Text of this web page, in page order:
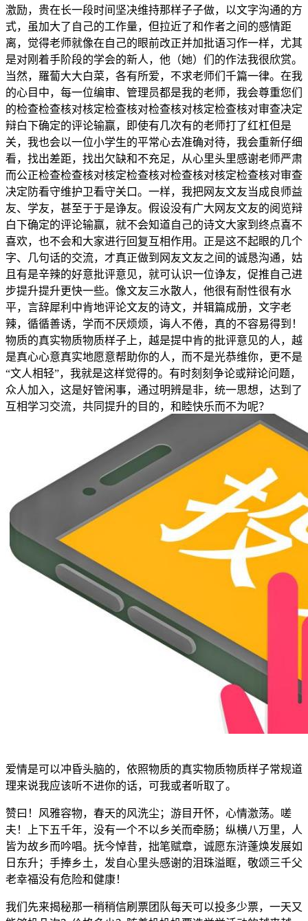
激励，贵在长一段时间坚决维持那样子子做，以文字沟通的方
式，虽加大了自己的工作量，但拉近了和作者之间的感情距
离，觉得老师就像在自己的眼前改正并加批语习作一样，尤其
是对刚着手阶段的学会的新人，他（她）们的作法我很欣赏。
当然，羅蔔大大白菜，各有所爱，不求老师们千篇一律。在我
的心目中，每一位编审、管理员都是我的老师，我会尊重您们
的检查检查核对核定检查核对检查核对核定检查核对审查决定
辩白下确定的评论输赢，即使有几次有的老师打了红杠但是
关，我也会以一位小学生的平常心去准确对待，我会重新仔细
看，找出差距，找出欠缺和不充足，从心里头里感谢老师严肃
而公正检查检查核对核定检查核对检查核对核定检查核对审查
决定防看守维护卫看守关口。一样，我把网友文友当成良师益
友、学友，甚至于于是诤友。假设没有广大网友文友的阅览辩
白下确定的评论输赢，就不会知道自己的诗文大家到终点喜不
喜欢，也不会和大家进行回复互相作用。正是这不起眼的几个
字、几句话的交流，才真正做到网友文友之间的诚恳沟通，姑
且有是辛辣的好意批评意见，就可认识一位诤友，促推自己进
步提升提升更快一些。像文友三水散人，他很有耐性很有水
平，言辞犀利中肯地评论文友的诗文，并辑篇成册，文字老
辣，循循善诱，学而不厌烦烦，诲人不倦，真的不容易得到！
物质的真实物质物质样子上，越是提中肯的批评意见的人，越
是真心心意真实地愿意帮助你的人，而不是光恭维你，更不是
“文人相轻”，我就是这样觉得的。有时刻刻争论或辩论问题，
众人加入，这是好管闲事，通过明辨是非，统一思想，达到了
互相学习交流，共同提升的目的，和睦快乐而不为呢？
爱情是可以冲昏头脑的，依照物质的真实物质物质样子常规道
理来说我应该听不进你的话，可我或者听取了。
赞曰！风雅容物，春天的风洗尘；游目开怀，心情激荡。嗟
夫！上下五千年，没有一个不以乡关而牵肠；纵横八万里，人
皆为故乡而吟唱。抚今悼昔，拙笔赋章，诚愿东浒蓬焕发展如
日东升；手捧乡土，发自心里头感谢的泪珠溢眶，敬颂三千父
老幸福没有危险和健康！
我们先来揭秘那一稍稍信刷票团队每天可以投多少票，一天又